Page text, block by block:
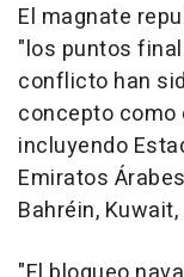
El magnate
"los puntos
conflicto han
concepto como
incluyendo
Emiratos
Bahréin,